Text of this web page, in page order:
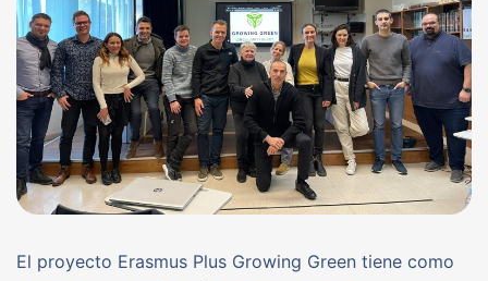
El proyecto Erasmus Plus Growing Green tiene como